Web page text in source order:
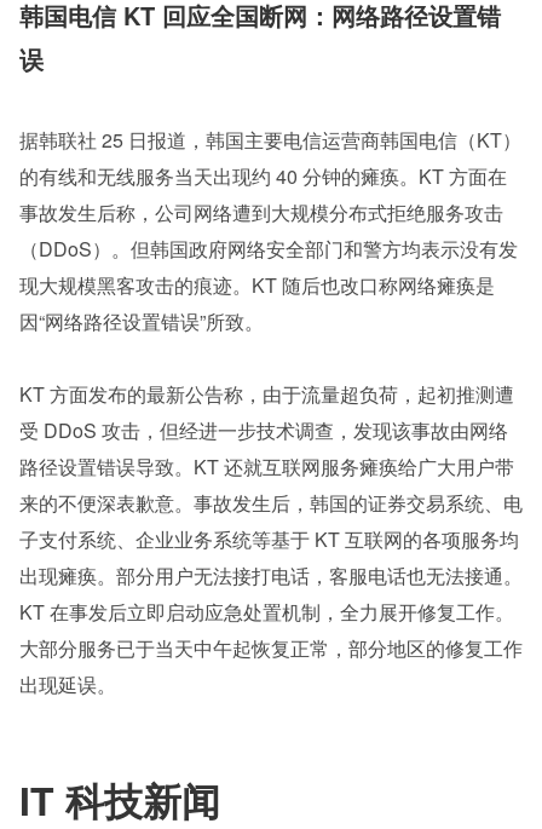
韩国电信 KT 回应全国断网：网络路径设置错
误
据韩联社 25 日报道，韩国主要电信运营商韩国电信（KT）
的有线和无线服务当天出现约 40 分钟的瘫痪。KT 方面在
事故发生后称，公司网络遭到大规模分布式拒绝服务攻击
（DDoS）。但韩国政府网络安全部门和警方均表示没有发
现大规模黑客攻击的痕迹。KT 随后也改口称网络瘫痪是
因“网络路径设置错误”所致。
KT 方面发布的最新公告称，由于流量超负荷，起初推测遭
受 DDoS 攻击，但经进一步技术调查，发现该事故由网络
路径设置错误导致。KT 还就互联网服务瘫痪给广大用户带
来的不便深表歉意。事故发生后，韩国的证券交易系统、电
子支付系统、企业业务系统等基于 KT 互联网的各项服务均
出现瘫痪。部分用户无法接打电话，客服电话也无法接通。
KT 在事发后立即启动应急处置机制，全力展开修复工作。
大部分服务已于当天中午起恢复正常，部分地区的修复工作
出现延误。
IT 科技新闻